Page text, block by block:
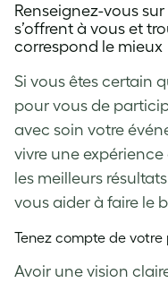
Renseignez-vous
s’offrent à vous et
correspond le mieux
Si vous êtes certain
pour vous de
avec soin votre
vivre une expérience
les meilleurs
vous aider à faire le
Tenez compte de votre
Avoir une vision